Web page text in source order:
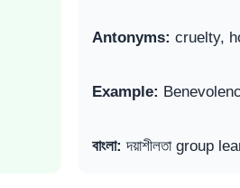
Antonyms: cruelty,
Example:
বাংলা: দয়াশীলতা group